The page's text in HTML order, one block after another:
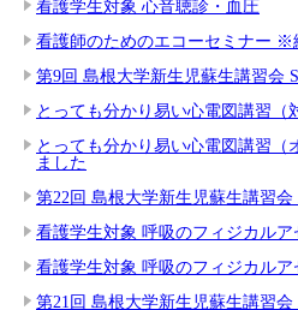
看護学生対象 心音聴診・血圧
看護師のためのエコーセミナー ※
第9回 島根大学新生児蘇生講習会
とっても分かり易い心電図講習
とっても分かり易い心電図講習
ました
第22回 島根大学新生児蘇生講習
看護学生対象 呼吸のフィジカルア
看護学生対象 呼吸のフィジカルア
第21回 島根大学新生児蘇生講習